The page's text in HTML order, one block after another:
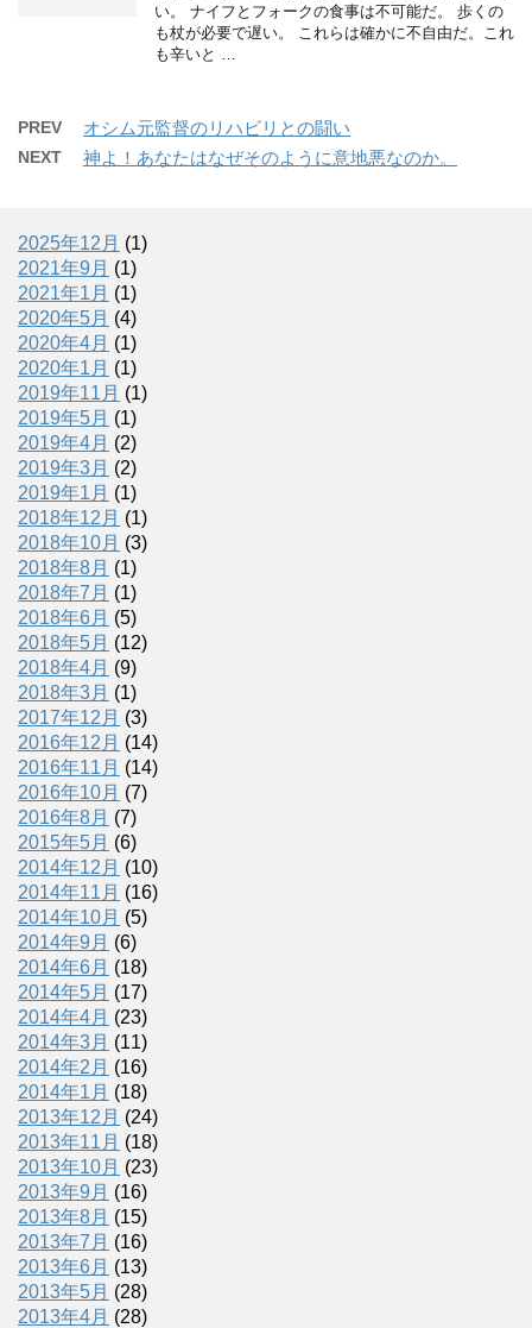
い。 ナイフとフォークの食事は不可能だ。 歩くの
も杖が必要で遅い。 これらは確かに不自由だ。これ
も辛いと …
PREV オシム元監督のリハビリとの闘い
NEXT 神よ！あなたはなぜそのように意地悪なのか。
2025年12月 (1)
2021年9月 (1)
2021年1月 (1)
2020年5月 (4)
2020年4月 (1)
2020年1月 (1)
2019年11月 (1)
2019年5月 (1)
2019年4月 (2)
2019年3月 (2)
2019年1月 (1)
2018年12月 (1)
2018年10月 (3)
2018年8月 (1)
2018年7月 (1)
2018年6月 (5)
2018年5月 (12)
2018年4月 (9)
2018年3月 (1)
2017年12月 (3)
2016年12月 (14)
2016年11月 (14)
2016年10月 (7)
2016年8月 (7)
2015年5月 (6)
2014年12月 (10)
2014年11月 (16)
2014年10月 (5)
2014年9月 (6)
2014年6月 (18)
2014年5月 (17)
2014年4月 (23)
2014年3月 (11)
2014年2月 (16)
2014年1月 (18)
2013年12月 (24)
2013年11月 (18)
2013年10月 (23)
2013年9月 (16)
2013年8月 (15)
2013年7月 (16)
2013年6月 (13)
2013年5月 (28)
2013年4月 (28)